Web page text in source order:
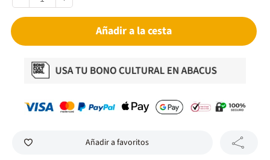
Añadir a la cesta
Añadir a favoritos